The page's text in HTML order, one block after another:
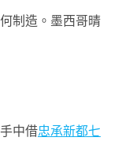
制造。墨西哥晴
中借忠承新都七